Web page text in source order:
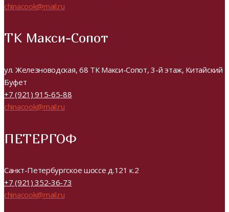
chinacook@mail.ru
ТК Макси-Сопот
ул. Железноводская, 68 ТК Макси-Сопот, 3-й этаж, Китайский
Буфет
+7 (921) 915-65-88
chinacook@mail.ru
ПЕТЕРГОФ
Санкт-Петербургское шоссе д.121 к.2
+7 (921) 352-36-73
chinacook@mail.ru